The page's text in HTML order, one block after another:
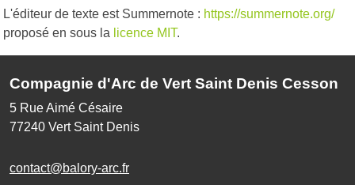
L'éditeur de texte est Summernote : https://summernote.org/
proposé en sous la licence MIT.
Compagnie d'Arc de Vert Saint Denis Cesson
5 Rue Aimé Césaire
77240 Vert Saint Denis
contact@balory-arc.fr